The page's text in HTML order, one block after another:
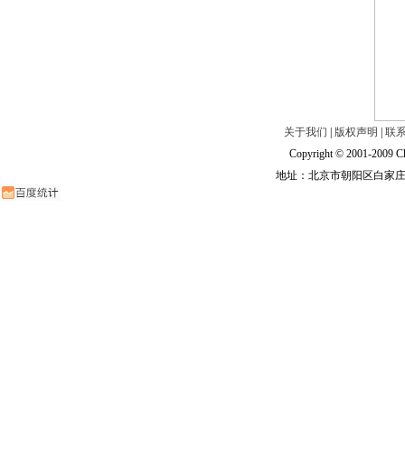
关于我们 版权声明
联
Copyright © 2001-2009
地址：北京市朝阳区白家